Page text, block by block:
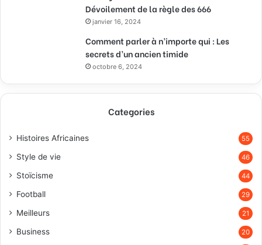
Dévoilement de la règle des 666
janvier 16, 2024
Comment parler à n’importe qui : Les
secrets d’un ancien timide
octobre 6, 2024
Categories
Histoires Africaines 55
Style de vie 46
Stoïcisme 44
Football 29
Meilleurs 21
Business 20